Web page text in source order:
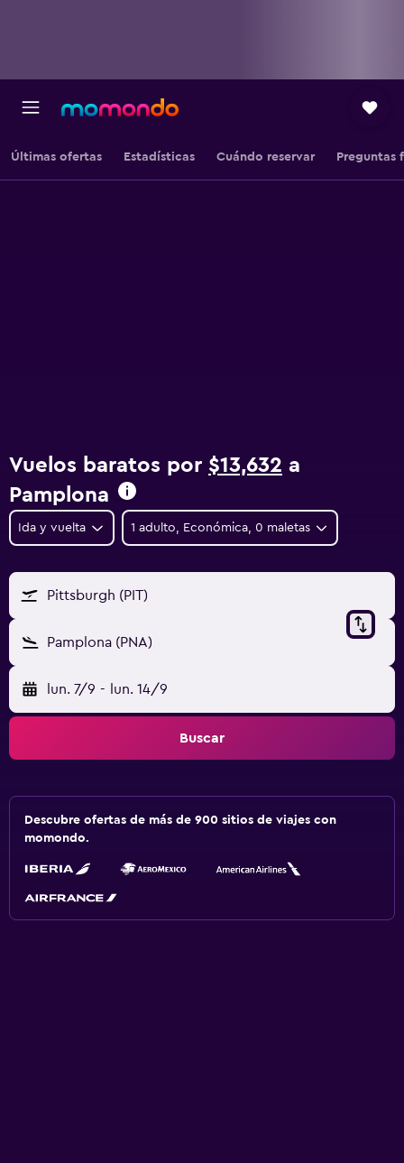
Últimas ofertas Estadísticas Cuándo reservar Preguntas
Vuelos baratos por $13,632 a
Pamplona
Ida y vuelta 1 adulto, Económica, 0 maletas
Pittsburgh (PIT)
Pamplona (PNA)
lun. 7/9 - lun. 14/9
Buscar
Descubre ofertas de más de 900 sitios de viajes con
momondo.